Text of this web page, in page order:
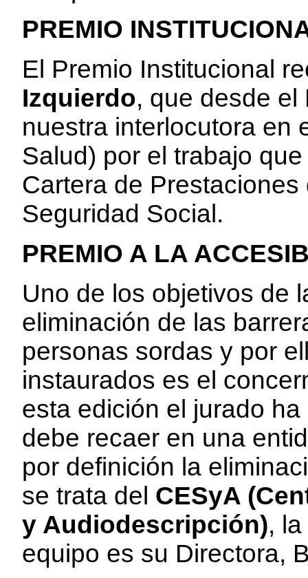
PREMIO
El Premio Institucional
Izquierdo, que desde el
nuestra interlocutora en
Salud) por el trabajo
Cartera de
Seguridad Social.
PREMIO A LA
Uno de los objetivos de
eliminación de las
personas sordas y por
instaurados es el
esta edición el jurado
debe recaer en una
por definición la
se trata del CESyA
y Audiodescripción),
equipo es su Directora,